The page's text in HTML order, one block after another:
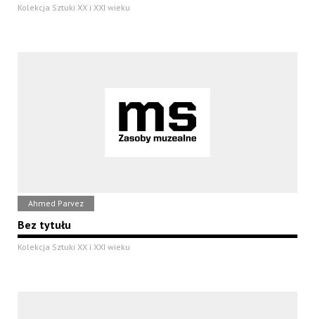
Kolekcja Sztuki XX i XXI wieku
Ahmed Parvez
Bez tytułu
Kolekcja Sztuki XX i XXI wieku